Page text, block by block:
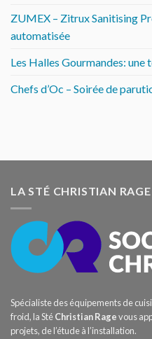
ZUMEX – Zitrux Sanitising
automatisée
Les Halles Gourmandes: une
Chefs d’Oc – Soirée de
LA STÉ CHRISTIAN RAGE
Spécialiste des équipements de
froid, la StéChristian Ragevous
projets, de l’étude à l’installation.